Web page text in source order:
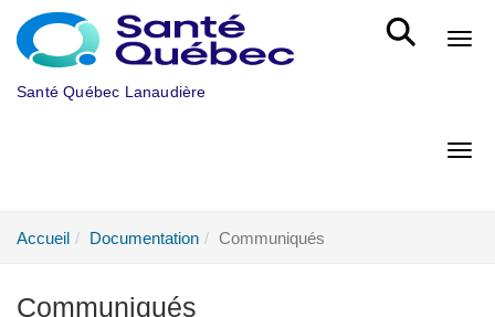
Aller au menu principal
Santé Québec Lanaudière
Accueil Documentation Communiqués
Communiqués